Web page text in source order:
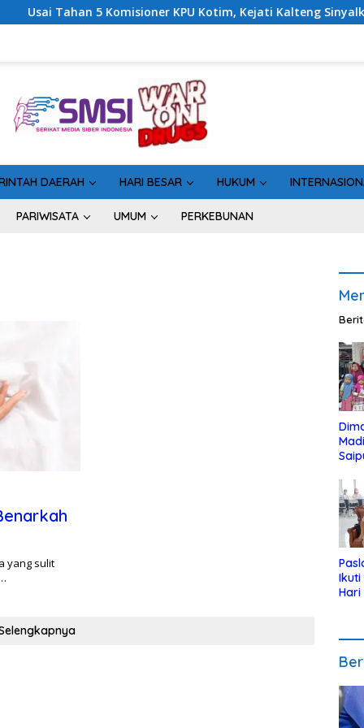
5 Komisioner KPU Kotim, Kejati Kalteng Sinyalkan Ada
DAERAH HARI BESAR HUKUM
PARIWISATA UMUM PERKEBUNAN
yang sulit
Ikuti
Hari